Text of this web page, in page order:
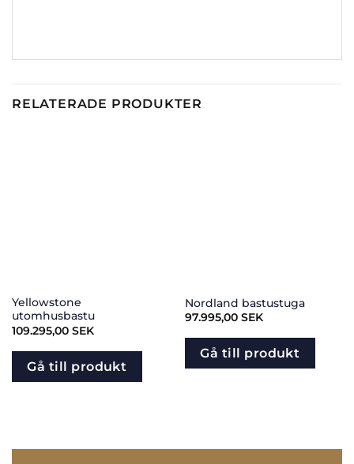
73.695,00
RELATERADE PRODUKTER
Yellowstone
utomhusbastu
109.295,00SEK
Gå till produkt
Nordland bastustuga
97.995,00SEK
Gå till produkt